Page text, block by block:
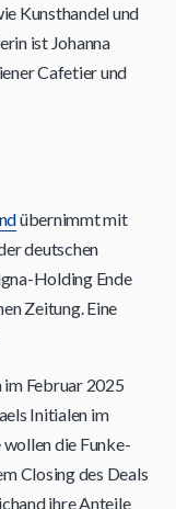
Kunsthandel und
ist Johanna
Cafetier und
übernimmt mit
deutschen
Holding Ende
Zeitung. Eine
Februar 2025
Initialen im
die Funke-
Closing des Deals
ihre Anteile